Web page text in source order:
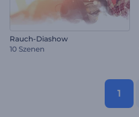
Rauch-Diashow
10 Szenen
1